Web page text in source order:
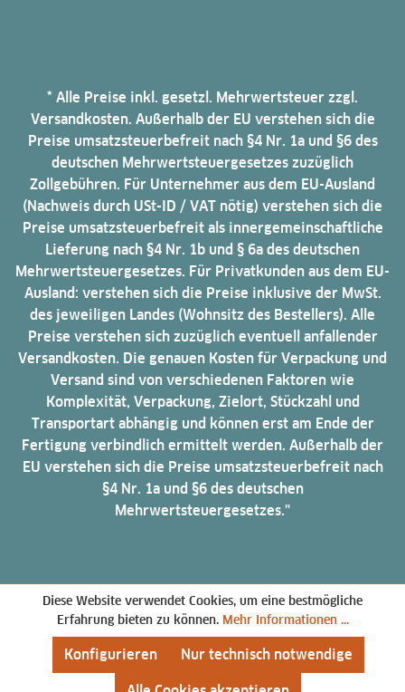
* Alle Preise inkl. gesetzl. Mehrwertsteuer zzgl.
Versandkosten. Außerhalb der EU verstehen sich die
Preise umsatzsteuerbefreit nach §4 Nr. 1a und §6 des
deutschen Mehrwertsteuergesetzes zuzüglich
Zollgebühren. Für Unternehmer aus dem EU-Ausland
(Nachweis durch USt-ID / VAT nötig) verstehen sich die
Preise umsatzsteuerbefreit als innergemeinschaftliche
Lieferung nach §4 Nr. 1b und § 6a des deutschen
Mehrwertsteuergesetzes. Für Privatkunden aus dem EU-
Ausland: verstehen sich die Preise inklusive der MwSt.
des jeweiligen Landes (Wohnsitz des Bestellers). Alle
Preise verstehen sich zuzüglich eventuell anfallender
Versandkosten. Die genauen Kosten für Verpackung und
Versand sind von verschiedenen Faktoren wie
Komplexität, Verpackung, Zielort, Stückzahl und
Transportart abhängig und können erst am Ende der
Fertigung verbindlich ermittelt werden. Außerhalb der
EU verstehen sich die Preise umsatzsteuerbefreit nach
§4 Nr. 1a und §6 des deutschen
Mehrwertsteuergesetzes."
Diese Website verwendet Cookies, um eine bestmögliche
Erfahrung bieten zu können. Mehr Informationen ...
Nur technisch notwendige
Konfigurieren